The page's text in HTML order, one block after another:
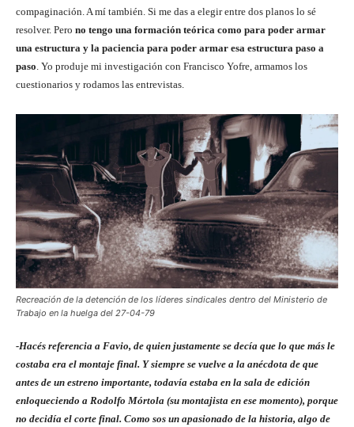
compaginación. A mí también. Si me das a elegir entre dos planos lo sé
resolver. Pero no tengo una formación teórica como para poder armar
una estructura y la paciencia para poder armar esa estructura paso a
paso . Yo produje mi investigación con Francisco Yofre, armamos los
cuestionarios y rodamos las entrevistas.
Recreación de la detención de los líderes sindicales dentro del Ministerio de
Trabajo en la huelga del 27-04-79
-Hacés referencia a Favio, de quien justamente se decía que lo que más le
costaba era el montaje final. Y siempre se vuelve a la anécdota de que
antes de un estreno importante, todavía estaba en la sala de edición
enloqueciendo a Rodolfo Mórtola (su montajista en ese momento), porque
no decidía el corte final. Como sos un apasionado de la historia, algo de